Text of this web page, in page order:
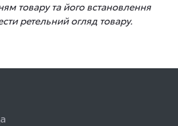
товару та його встановлення
ретельний огляд товару.